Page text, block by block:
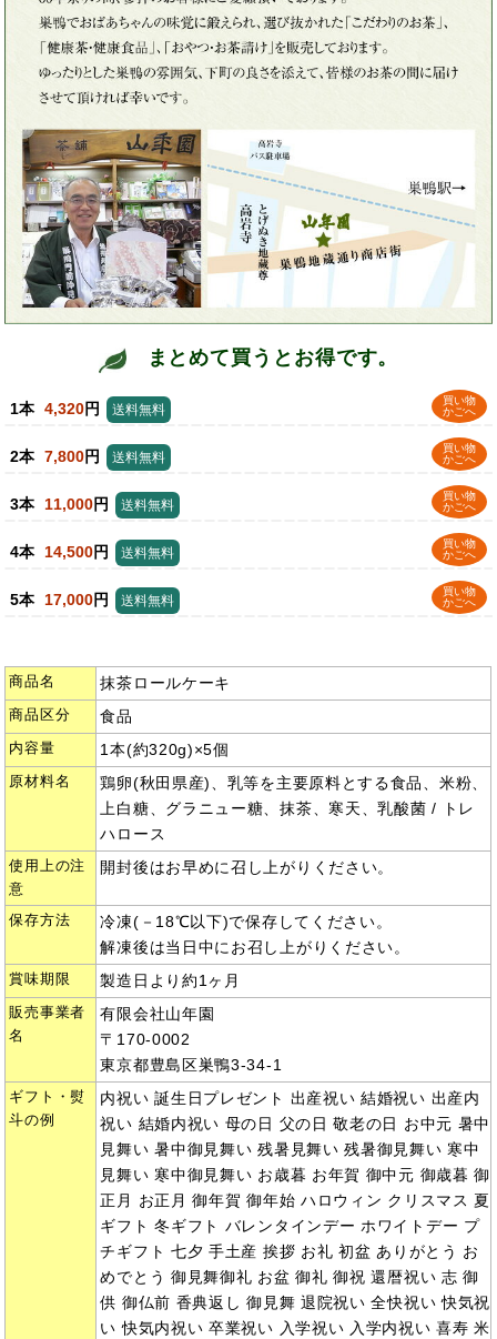
まとめて買うとお得です。
1本 4,320円
買い物
かごへ
送料無料
2本 7,800円
買い物
かごへ
送料無料
3本 11,000円
買い物
かごへ
送料無料
4本 14,500円
買い物
かごへ
送料無料
5本 17,000円
買い物
かごへ
送料無料
商品名 抹茶ロールケーキ
商品区分 食品
内容量 1本(約320g)×5個
原材料名
鶏卵(秋田県産)、乳等を主要原料とする食品、米粉、
上白糖、グラニュー糖、抹茶、寒天、乳酸菌 / トレ
ハロース
使用上の注
意
開封後はお早めに召し上がりください。
保存方法
冷凍(－18℃以下)で保存してください。
解凍後は当日中にお召し上がりください。
賞味期限 製造日より約1ヶ月
販売事業者
名
有限会社山年園
〒170-0002
東京都豊島区巣鴨3-34-1
ギフト・熨
斗の例
内祝い 誕生日プレゼント 出産祝い 結婚祝い 出産内
祝い 結婚内祝い 母の日 父の日 敬老の日 お中元 暑中
見舞い 暑中御見舞い 残暑見舞い 残暑御見舞い 寒中
見舞い 寒中御見舞い お歳暮 お年賀 御中元 御歳暮 御
正月 お正月 御年賀 御年始 ハロウィン クリスマス 夏
ギフト 冬ギフト バレンタインデー ホワイトデー プ
チギフト 七夕 手土産 挨拶 お礼 初盆 ありがとう お
めでとう 御見舞御礼 お盆 御礼 御祝 還暦祝い 志 御
供 御仏前 香典返し 御見舞 退院祝い 全快祝い 快気祝
い 快気内祝い 卒業祝い 入学祝い 入学内祝い 喜寿 米